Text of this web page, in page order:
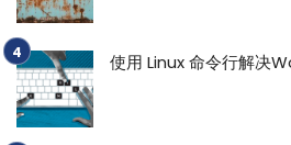
使用 Linux 命令行解决